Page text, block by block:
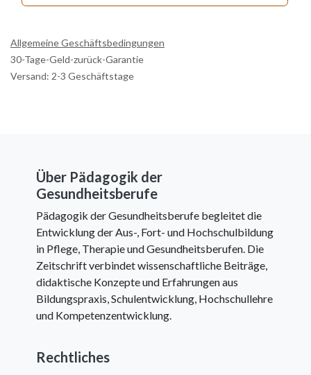
Allgemeine Geschäftsbedingungen
30-Tage-Geld-zurück-Garantie
Versand: 2-3 Geschäftstage
Über Pädagogik der
Gesundheitsberufe
Pädagogik der Gesundheitsberufe begleitet die
Entwicklung der Aus-, Fort- und Hochschulbildung
in Pflege, Therapie und Gesundheitsberufen. Die
Zeitschrift verbindet wissenschaftliche Beiträge,
didaktische Konzepte und Erfahrungen aus
Bildungspraxis, Schulentwicklung, Hochschullehre
und Kompetenzentwicklung.
Rechtliches